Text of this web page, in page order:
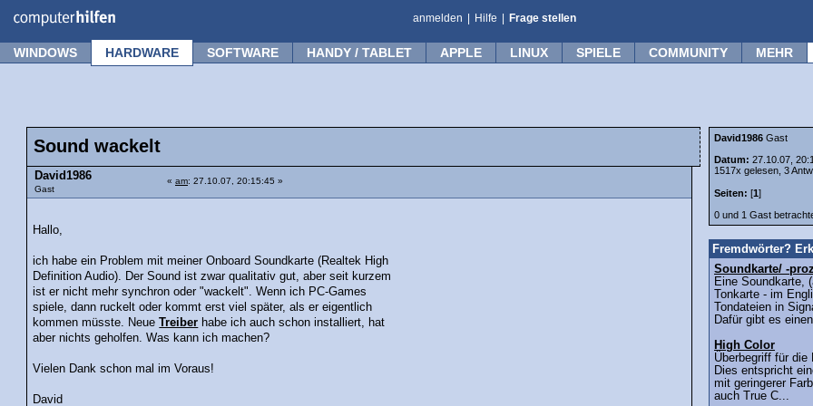
anmelden Hilfe Frage stellen
WINDOWS HARDWARE SOFTWARE HANDY / TABLET APPLE LINUX SPIELE COMMUNITY MEHR
Sound wackelt
David1986
Gast
« am: 27.10.07, 20:15:45 »
Hallo,
ich habe ein Problem mit meiner Onboard Soundkarte (Realtek High
Definition Audio). Der Sound ist zwar qualitativ gut, aber seit kurzem
ist er nicht mehr synchron oder "wackelt". Wenn ich PC-Games
spiele, dann ruckelt oder kommt erst viel später, als er eigentlich
kommen müsste. NeueTreiber habe ich auch schon installiert, hat
aber nichts geholfen. Was kann ich machen?
Vielen Dank schon mal im Voraus!
David
David1986 Gast
Datum: 27.10.07,
1517x gelesen, 3
Seiten: [1]
0 und 1 Gast
Fremdwörter?
Soundkarte/ -
Eine Soundkarte,
Tonkarte - im
Tondateien in
Dafür gibt es
High Color
Überbegriff für die
Dies entspricht
mit geringerer
auch True C...